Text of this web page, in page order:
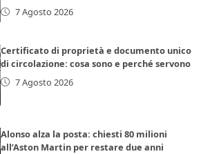
7 Agosto 2026
Certificato di proprietà e documento unico
di circolazione: cosa sono e perché servono
7 Agosto 2026
Alonso alza la posta: chiesti 80 milioni
all’Aston Martin per restare due anni